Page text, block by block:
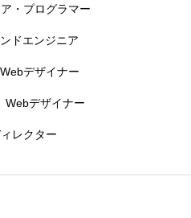
・プログラマー
ドエンジニア
Webデザイナー
Webデザイナー
レクター